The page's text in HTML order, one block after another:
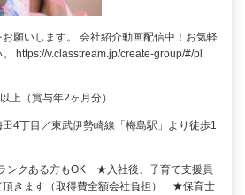
願いします。 会社紹介動画配信中！お気軽
https://v.classtream.jp/create-group/#/pl
上（賞与年2ヶ月分）
4丁目／東武伊勢崎線「梅島駅」より徒歩1
ンクある方もOK ★入社後、子育て支援員
頂きます（取得費全額会社負担） ★保育士